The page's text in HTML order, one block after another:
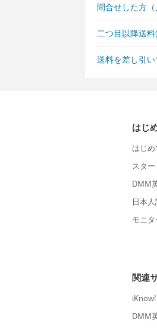
問合せした方
二つ目以降送
送料を差し引
はじ
はじ
スタ
DMM
日本
モニ
関連
DMM